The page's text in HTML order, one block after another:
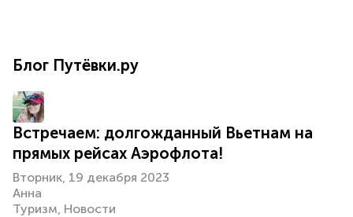
Офисы продаж
Блог Путёвки.ру
Встречаем: долгожданный Вьетнам на
прямых рейсах Аэрофлота!
Вторник, 19 декабря 2023
Анна
Туризм Новости